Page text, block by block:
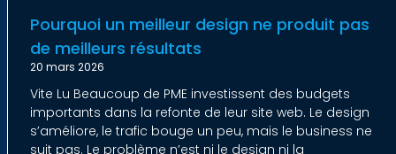
Pourquoi un meilleur design ne produit pas
de meilleurs résultats
20 mars 2026
Vite Lu Beaucoup de PME investissent des budgets
importants dans la refonte de leur site web. Le design
s’améliore, le trafic bouge un peu, mais le business ne
suit pas. Le problème n’est ni le design ni la